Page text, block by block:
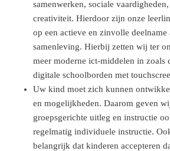
samenwerken, sociale
creativiteit. Hierdoor zijn onze
op een actieve en zinvolle deelname
samenleving. Hierbij zetten wij ter
meer moderne ict-middelen in zoals
digitale schoolborden met
Uw kind moet zich kunnen
en mogelijkheden. Daarom geven
groepsgerichte uitleg en instructie
regelmatig individuele instructie.
belangrijk dat kinderen accepteren